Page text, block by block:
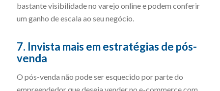
bastante visibilidade no varejo online e podem conferir
um ganho de escala ao seu negócio.
7. Invista mais em estratégias de pós-
venda
O pós-venda não pode ser esquecido por parte do